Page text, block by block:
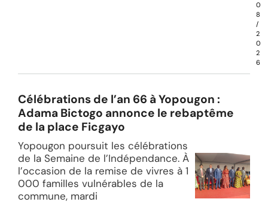
0
8
/
2
0
2
6
Célébrations de l’an 66 à Yopougon :
Adama Bictogo annonce le rebaptême
de la place Ficgayo
Yopougon poursuit les célébrations
de la Semaine de l’Indépendance. À
l’occasion de la remise de vivres à 1
000 familles vulnérables de la
commune, mardi